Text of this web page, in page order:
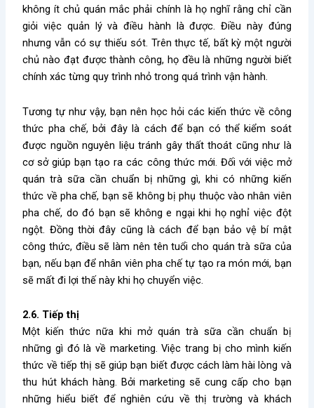
không ít chủ quán mắc phải chính là họ nghĩ rằng chỉ cần
giỏi việc quản lý và điều hành là được. Điều này đúng
nhưng vẫn có sự thiếu sót. Trên thực tế, bất kỳ một người
chủ nào đạt được thành công, họ đều là những người biết
chính xác từng quy trình nhỏ trong quá trình vận hành.
Tương tự như vậy, bạn nên học hỏi các kiến thức về công
thức pha chế, bởi đây là cách để bạn có thể kiểm soát
được nguồn nguyên liệu tránh gây thất thoát cũng như là
cơ sở giúp bạn tạo ra các công thức mới. Đối với việc mở
quán trà sữa cần chuẩn bị những gì, khi có những kiến
thức về pha chế, bạn sẽ không bị phụ thuộc vào nhân viên
pha chế, do đó bạn sẽ không e ngại khi họ nghỉ việc đột
ngột. Đồng thời đây cũng là cách để bạn bảo vệ bí mật
công thức, điều sẽ làm nên tên tuổi cho quán trà sữa của
bạn, nếu bạn để nhân viên pha chế tự tạo ra món mới, bạn
sẽ mất đi lợi thế này khi họ chuyển việc.
2.6. Tiếp thị
Một kiến thức nữa khimở quán trà sữa cần chuẩn bị
những gì đó là về marketing. Việc trang bị cho mình kiến
thức về tiếp thị sẽ giúp bạn biết được cách làm hài lòng và
thu hút khách hàng. Bởi marketing sẽ cung cấp cho bạn
những hiểu biết để nghiên cứu về thị trường và khách